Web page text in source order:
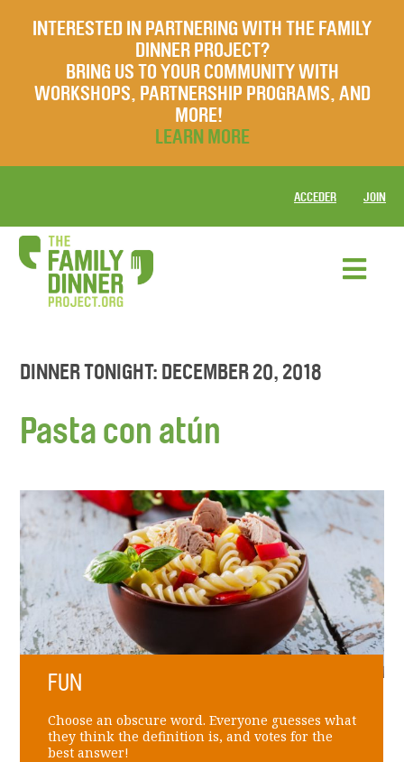
INTERESTED IN PARTNERING WITH THE FAMILY
DINNER PROJECT?
BRING US TO YOUR COMMUNITY WITH
WORKSHOPS, PARTNERSHIP PROGRAMS, AND
MORE!
LEARN MORE
ACCEDER JOIN
DINNER TONIGHT: DECEMBER 20, 2018
Pasta con atún
FUN
Choose an obscure word. Everyone guesses what
they think the definition is, and votes for the
best answer!